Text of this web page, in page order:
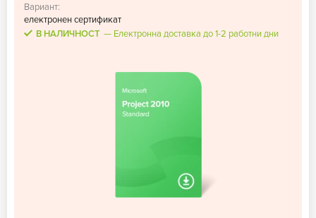
Вариант:
електронен сертификат
В НАЛИЧНОСТ
Електронна доставка до 1-2 работни дни